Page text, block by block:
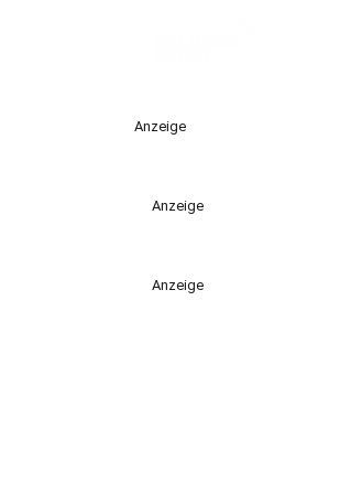
Anzeige
Anzeige
Anzeige